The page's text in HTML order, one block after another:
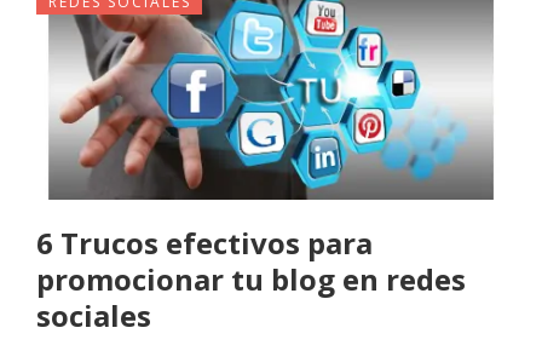
6 Trucos efectivos para
promocionar tu blog en redes
sociales